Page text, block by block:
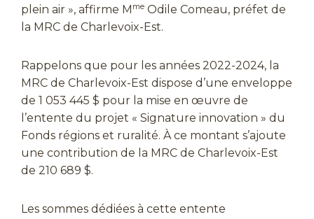
plein air », affirme M me Odile Comeau, préfet de
la MRC de Charlevoix-Est.
Rappelons que pour les années 2022-2024, la
MRC de Charlevoix-Est dispose d’une enveloppe
de 1 053 445 $ pour la mise en œuvre de
l’entente du projet « Signature innovation » du
Fonds régions et ruralité. À ce montant s’ajoute
une contribution de la MRC de Charlevoix-Est
de 210 689 $.
Les sommes dédiées à cette entente